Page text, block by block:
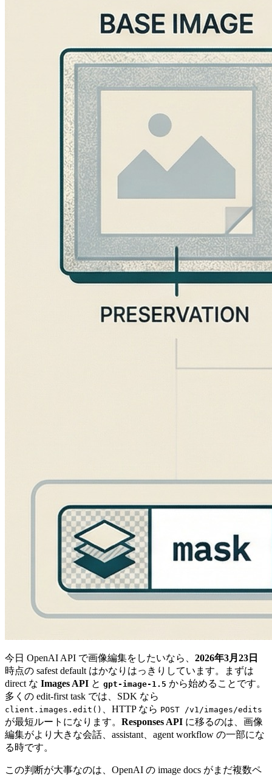
今日 OpenAI API で画像編集をしたいなら、 2026年3月23日
時点の safest default はかなりはっきりしています。まずは
direct な Images API と gpt-image-1.5 から始めることです。
多くの edit-first task では、SDK なら
client.images.edit() 、HTTP なら POST /v1/images/edits
が最短ルートになります。 Responses API に移るのは、画像
編集がより大きな会話、assistant、agent workflow の一部にな
る時です。
この判断が大事なのは、OpenAI の image docs がまだ複数ペ